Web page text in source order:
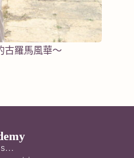
古羅馬風華～